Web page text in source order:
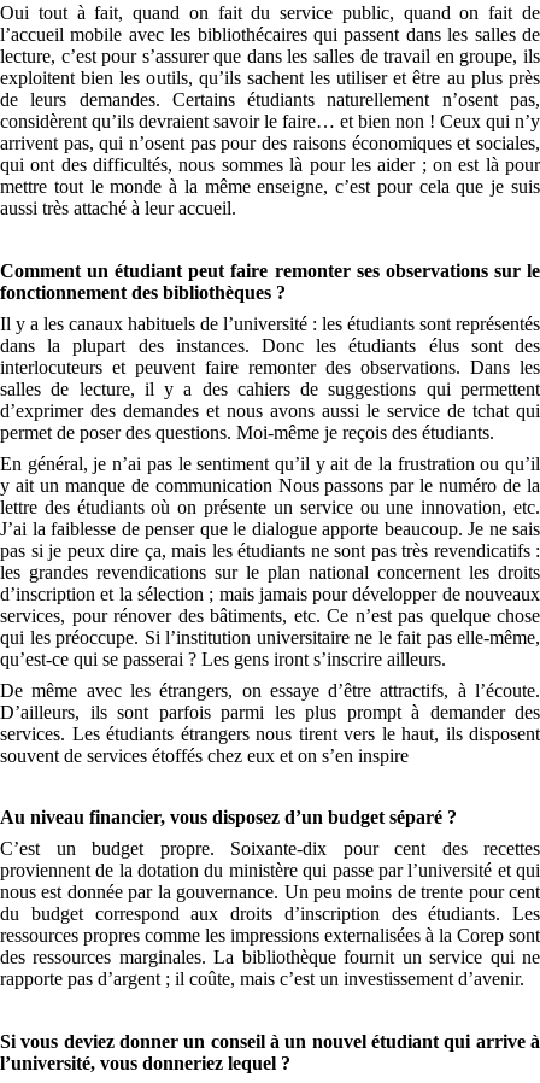
Oui tout à fait, quand on fait du service public, quand on fait de
l’accueil mobile avec les bibliothécaires qui passent dans les salles de
lecture, c’est pour s’assurer que dans les salles de travail en groupe, ils
exploitent bien les outils, qu’ils sachent les utiliser et être au plus près
de leurs demandes. Certains étudiants naturellement n’osent pas,
considèrent qu’ils devraient savoir le faire… et bien non ! Ceux qui n’y
arrivent pas, qui n’osent pas pour des raisons économiques et sociales,
qui ont des difficultés, nous sommes là pour les aider ; on est là pour
mettre tout le monde à la même enseigne, c’est pour cela que je suis
aussi très attaché à leur accueil.
Comment un étudiant peut faire remonter ses observations sur le
fonctionnement des bibliothèques ?
Il y a les canaux habituels de l’université : les étudiants sont représentés
dans la plupart des instances. Donc les étudiants élus sont des
interlocuteurs et peuvent faire remonter des observations. Dans les
salles de lecture, il y a des cahiers de suggestions qui permettent
d’exprimer des demandes et nous avons aussi le service de tchat qui
permet de poser des questions. Moi-même je reçois des étudiants.
En général, je n’ai pas le sentiment qu’il y ait de la frustration ou qu’il
y ait un manque de communication Nous passons par le numéro de la
lettre des étudiants où on présente un service ou une innovation, etc.
J’ai la faiblesse de penser que le dialogue apporte beaucoup. Je ne sais
pas si je peux dire ça, mais les étudiants ne sont pas très revendicatifs :
les grandes revendications sur le plan national concernent les droits
d’inscription et la sélection ; mais jamais pour développer de nouveaux
services, pour rénover des bâtiments, etc. Ce n’est pas quelque chose
qui les préoccupe. Si l’institution universitaire ne le fait pas elle-même,
qu’est-ce qui se passerai ? Les gens iront s’inscrire ailleurs.
De même avec les étrangers, on essaye d’être attractifs, à l’écoute.
D’ailleurs, ils sont parfois parmi les plus prompt à demander des
services. Les étudiants étrangers nous tirent vers le haut, ils disposent
souvent de services étoffés chez eux et on s’en inspire
Au niveau financier, vous disposez d’un budget séparé ?
C’est un budget propre. Soixante-dix pour cent des recettes
proviennent de la dotation du ministère qui passe par l’université et qui
nous est donnée par la gouvernance. Un peu moins de trente pour cent
du budget correspond aux droits d’inscription des étudiants. Les
ressources propres comme les impressions externalisées à la Corep sont
des ressources marginales. La bibliothèque fournit un service qui ne
rapporte pas d’argent ; il coûte, mais c’est un investissement d’avenir.
Si vous deviez donner un conseil à un nouvel étudiant qui arrive à
l’université, vous donneriez lequel ?